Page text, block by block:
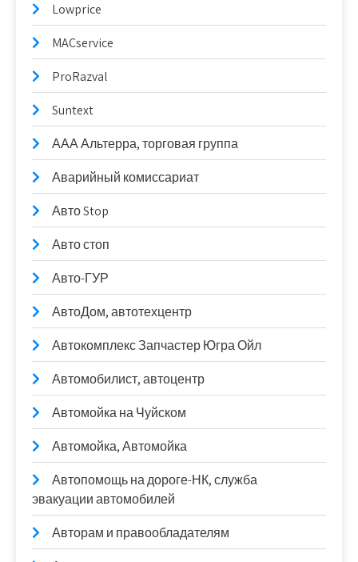
Lowprice
MACservice
ProRazval
Suntext
ААА Альтерра, торговая группа
Аварийный комиссариат
Авто Stop
Авто стоп
Авто-ГУР
АвтоДом, автотехцентр
Автокомплекс Запчастер Югра Ойл
Автомобилист, автоцентр
Автомойка на Чуйском
Автомойка, Автомойка
Автопомощь на дороге-НК, служба
эвакуации автомобилей
Авторам и правообладателям